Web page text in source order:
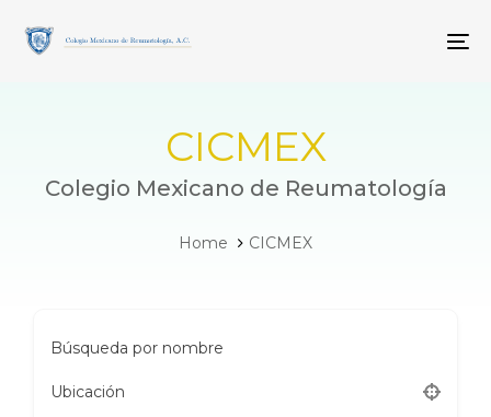
links
primary
CICMEX
Colegio Mexicano de Reumatología
Home CICMEX
Búsqueda por nombre
Ubicación